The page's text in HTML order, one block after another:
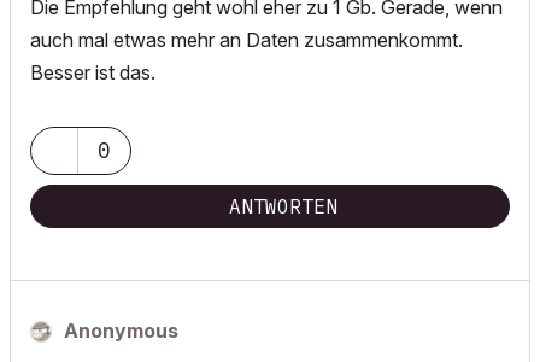
Die Empfehlung geht wohl eher zu 1 Gb. Gerade, wenn
auch mal etwas mehr an Daten zusammenkommt.
Besser ist das.
0
ANTWORTEN
Anonymous